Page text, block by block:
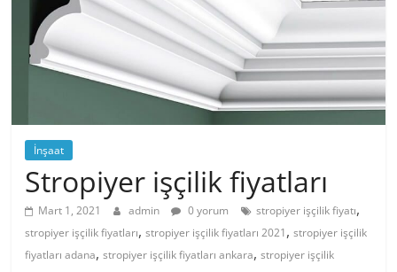
İnşaat
Stropiyer işçilik fiyatları
Mart 1, 2021 admin 0 yorum stropiyer işçilik fiyatı,
stropiyer işçilik fiyatları,stropiyer işçilik fiyatları 2021,stropiyer işçilik
fiyatları adana,stropiyer işçilik fiyatları ankara,stropiyer işçilik